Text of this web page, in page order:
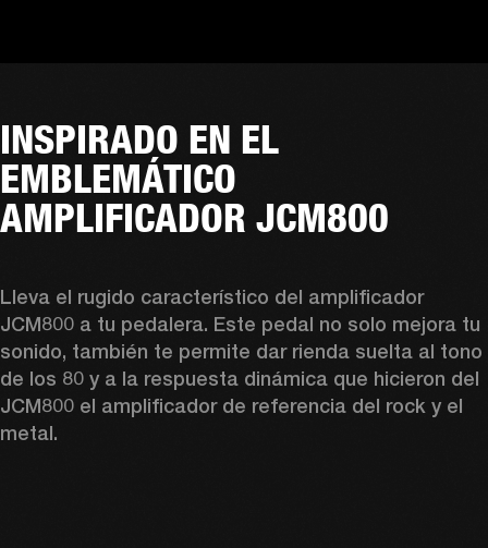
INSPIRADO EN EL
EMBLEMÁTICO
AMPLIFICADOR JCM800
Lleva el rugido característico del amplificador
JCM800 a tu pedalera. Este pedal no solo mejora tu
sonido, también te permite dar rienda suelta al tono
de los 80 y a la respuesta dinámica que hicieron del
JCM800 el amplificador de referencia del rock y el
metal.